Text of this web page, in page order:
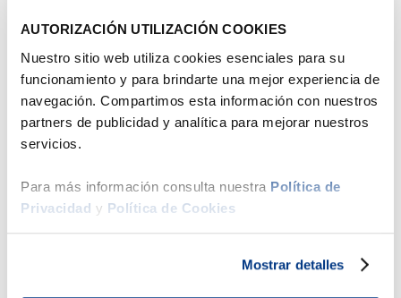
AUTORIZACIÓN UTILIZACIÓN COOKIES
Nuestro sitio web utiliza cookies esenciales para su
funcionamiento y para brindarte una mejor experiencia de
navegación. Compartimos esta información con nuestros
partners de publicidad y analítica para mejorar nuestros
servicios.
Para más información consulta nuestra Política de
Privacidad y Política de Cookies
Mostrar detalles
Estructura interna
Ficha técnica
Comparar
Productos Sugeridos